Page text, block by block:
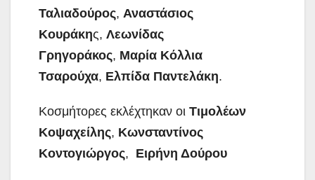
Ταλιαδούρος, Αναστάσιος
Κουράκης, Λεωνίδας
Γρηγοράκος, Μαρία Κόλλια
Τσαρούχα, Ελπίδα Παντελάκη.
Κοσμήτορες εκλέχτηκαν οι Τιμολέων
Κοψαχείλης, Κωνσταντίνος
Κοντογιώργος, Ειρήνη Δούρου